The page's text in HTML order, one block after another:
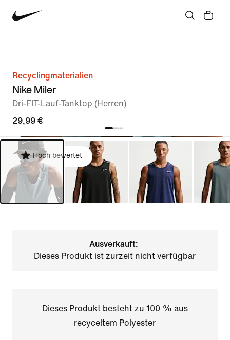
Recyclingmaterialien
Nike Miler
Dri-FIT-Lauf-Tanktop (Herren)
29,99 €
Hoch bewertet
Ausverkauft:
Dieses Produkt ist zurzeit nicht verfügbar
Dieses Produkt besteht zu 100 % aus
recyceltem Polyester